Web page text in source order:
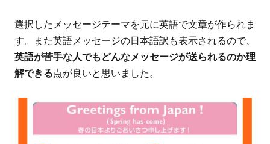
選択したメッセージテーマを元に英語で文章が作られま
す。また英語メッセージの日本語訳も表示されるので、
英語が苦手な人でもどんなメッセージが送られるのか理
解できる点が良いと思いました。